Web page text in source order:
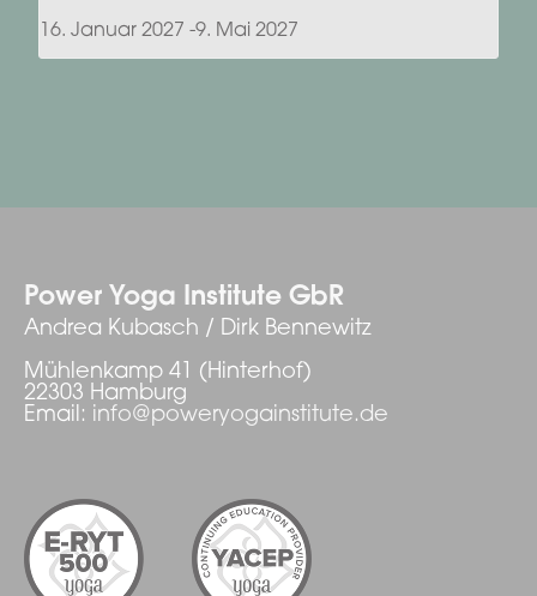
16. Januar 2027 -9. Mai 2027
Power Yoga Institute GbR
Andrea Kubasch / Dirk Bennewitz
Mühlenkamp 41 (Hinterhof)
22303 Hamburg
Email: info@poweryogainstitute.de